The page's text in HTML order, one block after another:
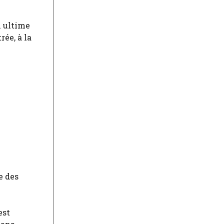
ultime
à la
des